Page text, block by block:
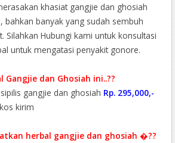
khasiat gangjie dan ghosiah
bahkan banyak yang sudah sembuh
Silahkan Hubungi kami untuk konsultasi
untuk mengatasi penyakit gonore.
Gangjie dan Ghosiah ini..??
gangjie dan ghosiah Rp. 295,000,-
kirim
herbal gangjie dan ghosiah �??